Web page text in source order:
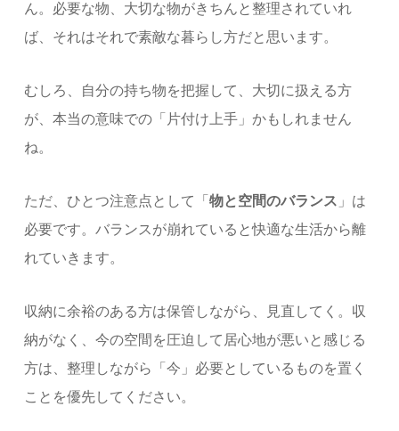
ん。必要な物、大切な物がきちんと整理されていれ
ば、それはそれで素敵な暮らし方だと思います。
むしろ、自分の持ち物を把握して、大切に扱える方
が、本当の意味での「片付け上手」かもしれません
ね。
ただ、ひとつ注意点として「物と空間のバランス 」は
必要です。バランスが崩れていると快適な生活から離
れていきます。
収納に余裕のある方は保管しながら、見直してく。収
納がなく、今の空間を圧迫して居心地が悪いと感じる
方は、整理しながら「今」必要としているものを置く
ことを優先してください。